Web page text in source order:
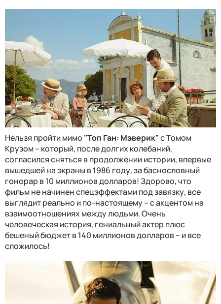
Нельзя пройти мимо "Топ Ган: Мэверик"с Томом
Крузом – который, после долгих колебаний,
согласился сняться в продолжении истории, впервые
вышедшей на экраны в 1986 году, за баснословный
гонорар в 10 миллионов долларов! Здорово, что
фильм не начинен спецэффектами под завязку, все
выглядит реально и по-настоящему – с акцентом на
взаимоотношениях между людьми. Очень
человеческая история, гениальный актер плюс
бешеный бюджет в 140 миллионов долларов – и все
сложилось!